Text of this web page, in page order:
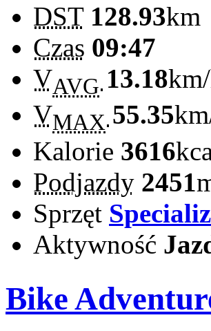
DST 128.93km
Czas 09:47
VAVG 13.18
VMAX 55.35
Kalorie 3616
Podjazdy 2451
Sprzęt
Aktywność
Bike